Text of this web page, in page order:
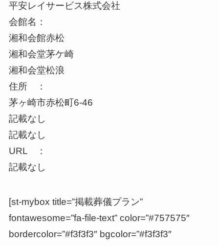
平安レイサービス株式会社
会館名：
湘和会館赤松
湘和会堂茅ケ崎
湘和会堂松浪
住所 ：
茅ヶ崎市赤松町6-46
記載なし
記載なし
URL ：
記載なし
[st-mybox title=”掲載葬儀プラン”
fontawesome=”fa-file-text” color=”#757575″
bordercolor=”#f3f3f3″ bgcolor=”#f3f3f3″